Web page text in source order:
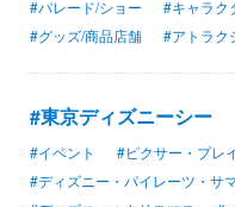
#パレード/ショー
#キャラク
#グッズ/商品店舗
#アトラク
#東京ディズニーシー
#イベント #ピクサー・プレ
#ディズニー・パイレーツ・サ